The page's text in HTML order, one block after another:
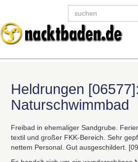
Heldrungen [06577]:
Naturschwimmbad
Freibad in ehemaliger Sandgrube.
textil und großer FKK-Bereich. Sehr
nettem Personal. Gut ausgeschildert.